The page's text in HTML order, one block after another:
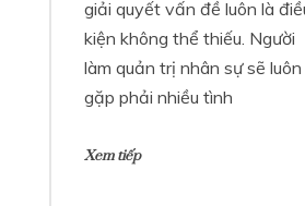
giải quyết vấn đề luôn là
kiện không thể thiếu. Người
làm quản trị nhân sự sẽ luôn
gặp phải nhiều tình
Xem tiếp